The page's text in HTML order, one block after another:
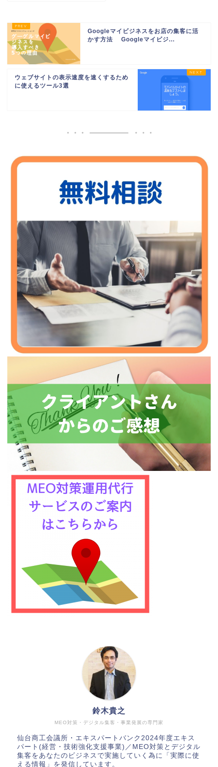
Googleマイビジネスをお店の集客に活
かす方法 Googleマイビジ...
ウェブサイトの表示速度を速くするため
に使えるツール3選
MEO対策・デジタル集客・事業発展の専門家
鈴木貴之
仙台商工会議所・エキスパートバンク2024年度エキス
パート(経営・技術強化支援事業)／MEO対策とデジタル
集客をあなたのビジネスで実施していく為に「実際に使
える情報」を発信しています。